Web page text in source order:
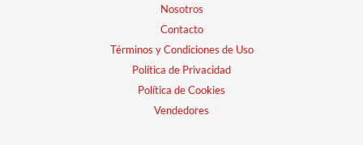
Nosotros
Contacto
Términos y Condiciones de Uso
Política de Privacidad
Política de Cookies
Vendedores